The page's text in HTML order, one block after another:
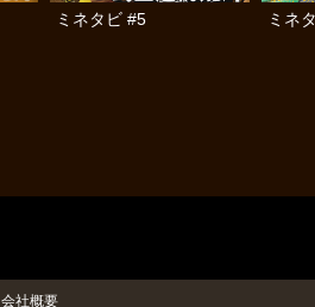
ミネタビ #5 ミネ
会社概要